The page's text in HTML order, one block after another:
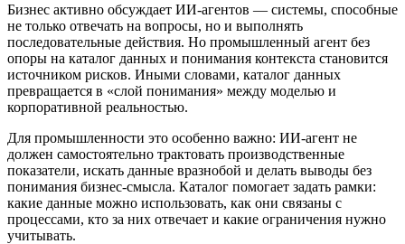
Бизнес активно обсуждает ИИ-агентов — системы, способные
не только отвечать на вопросы, но и выполнять
последовательные действия. Но промышленный агент без
опоры на каталог данных и понимания контекста становится
источником рисков. Иными словами, каталог данных
превращается в «слой понимания» между моделью и
корпоративной реальностью.
Для промышленности это особенно важно: ИИ-агент не
должен самостоятельно трактовать производственные
показатели, искать данные вразнобой и делать выводы без
понимания бизнес-смысла. Каталог помогает задать рамки:
какие данные можно использовать, как они связаны с
процессами, кто за них отвечает и какие ограничения нужно
учитывать.